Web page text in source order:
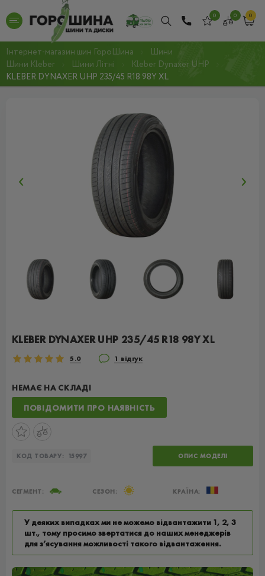
0 0 0
Інтернет-магазин шин ГороШина
Шини
Шини Kleber
Шини Літні
Kleber Dynaxer UHP
KLEBER DYNAXER UHP 235/45 R18 98Y XL
KLEBER DYNAXER UHP 235/45 R18 98Y XL
5.0 1 відгук
НЕМАЄ НА СКЛАДІ
ПОВІДОМИТИ ПРО НАЯВНІСТЬ
КОД ТОВАРУ: 15997 ОПИС МОДЕЛІ
СЕГМЕНТ: СЕЗОН: КРАЇНА:
У деяких випадках ми не можемо відвантажити 1, 2, 3
шт., тому просимо звертатися до наших менеджерів
для з’ясування можливості такого відвантаження.